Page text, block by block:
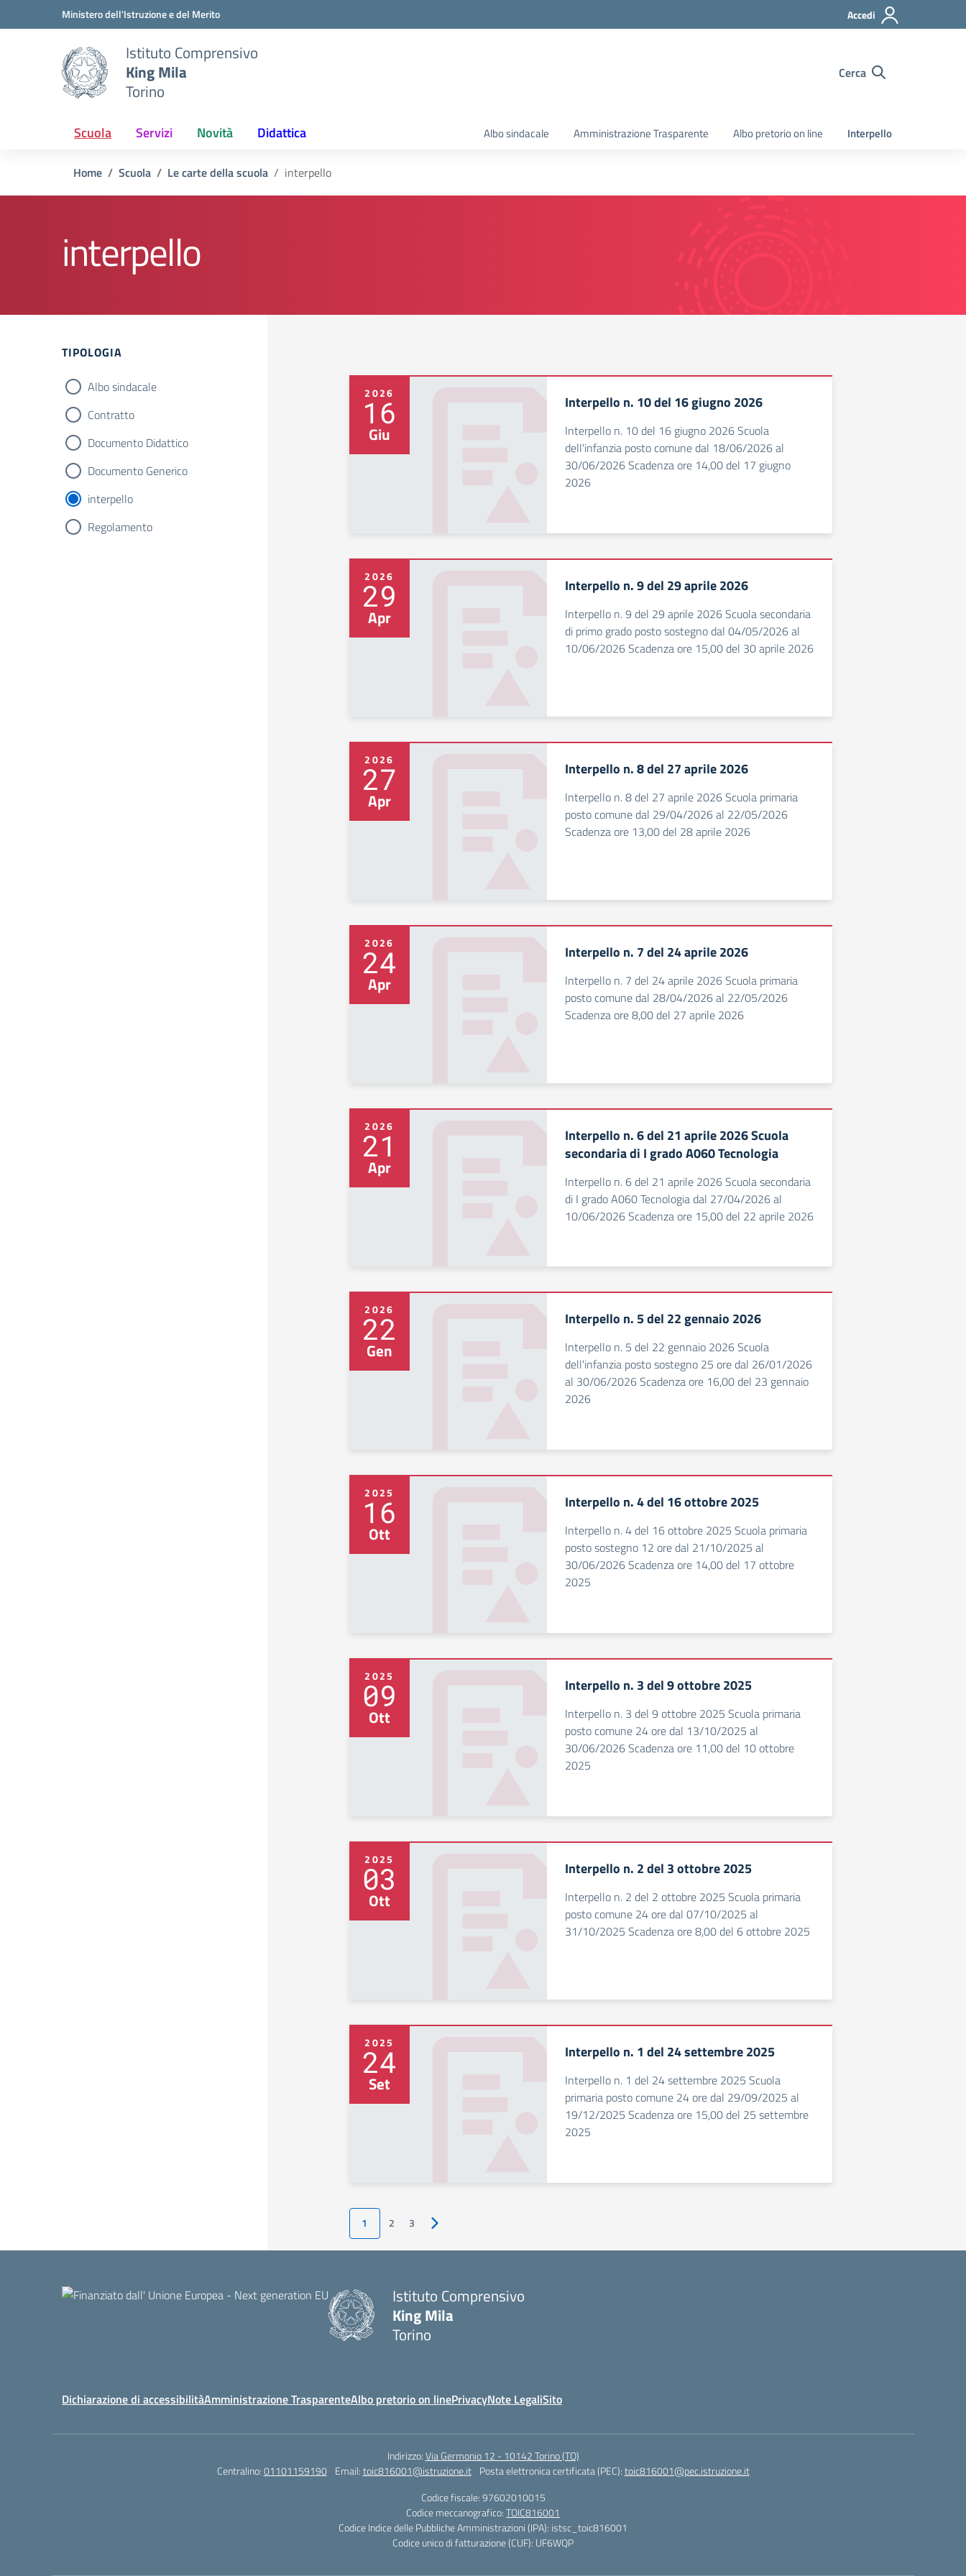
Vai ai contenuti
Vai al menu di navigazioneMinistero dell'Istruzione e del Merito Accedi
Istituto Comprensivo
King Mila
Torino
Cerca
Scuola Servizi Novità Didattica Albo sindacale Amministrazione Trasparente Albo pretorio on line Interpello
Home Scuola Le carte della scuola interpello
interpello
TIPOLOGIA
Albo sindacale
Contratto
Documento Didattico
Documento Generico
interpello
Regolamento
2026
16
Giu
Interpello n. 10 del 16 giugno 2026
Interpello n. 10 del 16 giugno 2026 Scuola
dell'infanzia posto comune dal 18/06/2026 al
30/06/2026 Scadenza ore 14,00 del 17 giugno
2026
2026
29
Apr
Interpello n. 9 del 29 aprile 2026
Interpello n. 9 del 29 aprile 2026 Scuola secondaria
di primo grado posto sostegno dal 04/05/2026 al
10/06/2026 Scadenza ore 15,00 del 30 aprile 2026
2026
27
Apr
Interpello n. 8 del 27 aprile 2026
Interpello n. 8 del 27 aprile 2026 Scuola primaria
posto comune dal 29/04/2026 al 22/05/2026
Scadenza ore 13,00 del 28 aprile 2026
2026
24
Apr
Interpello n. 7 del 24 aprile 2026
Interpello n. 7 del 24 aprile 2026 Scuola primaria
posto comune dal 28/04/2026 al 22/05/2026
Scadenza ore 8,00 del 27 aprile 2026
2026
21
Apr
Interpello n. 6 del 21 aprile 2026 Scuola
secondaria di I grado A060 Tecnologia
Interpello n. 6 del 21 aprile 2026 Scuola secondaria
di I grado A060 Tecnologia dal 27/04/2026 al
10/06/2026 Scadenza ore 15,00 del 22 aprile 2026
2026
22
Gen
Interpello n. 5 del 22 gennaio 2026
Interpello n. 5 del 22 gennaio 2026 Scuola
dell'infanzia posto sostegno 25 ore dal 26/01/2026
al 30/06/2026 Scadenza ore 16,00 del 23 gennaio
2026
2025
16
Ott
Interpello n. 4 del 16 ottobre 2025
Interpello n. 4 del 16 ottobre 2025 Scuola primaria
posto sostegno 12 ore dal 21/10/2025 al
30/06/2026 Scadenza ore 14,00 del 17 ottobre
2025
2025
09
Ott
Interpello n. 3 del 9 ottobre 2025
Interpello n. 3 del 9 ottobre 2025 Scuola primaria
posto comune 24 ore dal 13/10/2025 al
30/06/2026 Scadenza ore 11,00 del 10 ottobre
2025
2025
03
Ott
Interpello n. 2 del 3 ottobre 2025
Interpello n. 2 del 2 ottobre 2025 Scuola primaria
posto comune 24 ore dal 07/10/2025 al
31/10/2025 Scadenza ore 8,00 del 6 ottobre 2025
2025
24
Set
Interpello n. 1 del 24 settembre 2025
Interpello n. 1 del 24 settembre 2025 Scuola
primaria posto comune 24 ore dal 29/09/2025 al
19/12/2025 Scadenza ore 15,00 del 25 settembre
2025
1 2 3 Pagina successiva
Istituto Comprensivo
King Mila
Torino
Dichiarazione di accessibilitàAmministrazione TrasparenteAlbo pretorio on linePrivacyNote LegaliSito
Indirizzo:Via Germonio 12 - 10142 Torino (TO)
Centralino:01101159190 Email:toic816001@istruzione.it Posta elettronica certificata (PEC):toic816001@pec.istruzione.it
Codice fiscale: 97602010015
Codice meccanografico:TOIC816001
Codice Indice delle Pubbliche Amministrazioni (IPA): istsc_toic816001
Codice unico di fatturazione (CUF): UF6WQP